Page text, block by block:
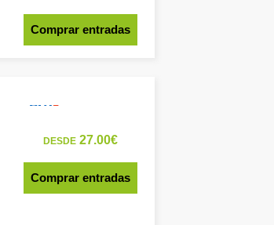
Comprar entradas
DESDE27.00€
Comprar entradas